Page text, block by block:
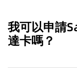
我可以申請
達卡嗎？